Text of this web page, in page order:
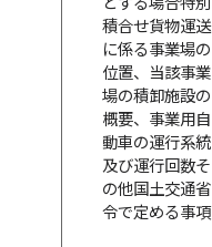
積合せ貨物運送
に係る事業場の
位置、当該事業
場の積卸施設の
概要、事業用自
動車の運行系統
及び運行回数そ
の他国土交通省
令で定める事項